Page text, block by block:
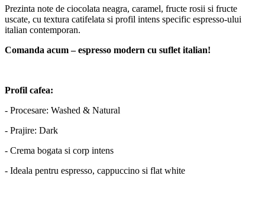
Prezinta note de ciocolata neagra, caramel, fructe rosii si fructe
uscate, cu textura catifelata si profil intens specific espresso-ului
italian contemporan.
Comanda acum – espresso modern cu suflet italian!
Profil cafea:
- Procesare: Washed & Natural
- Prajire: Dark
- Crema bogata si corp intens
- Ideala pentru espresso, cappuccino si flat white